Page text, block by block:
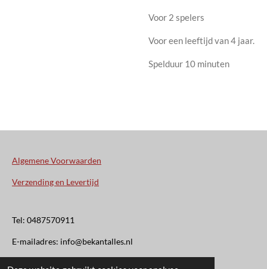
Voor 2 spelers
Voor een leeftijd van 4 jaar.
Spelduur 10 minuten
Algemene Voorwaarden
Verzending en Levertijd
Tel: 0487570911
E-mailadres: info@bekantalles.nl